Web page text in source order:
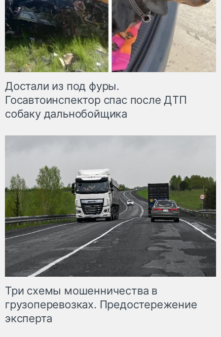
Достали из под фуры.
Госавтоинспектор спас после ДТП
собаку дальнобойщика
Три схемы мошенничества в
грузоперевозках. Предостережение
эксперта